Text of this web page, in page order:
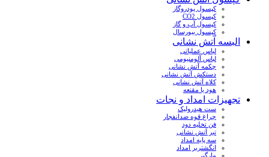
کپسول پودروگاز
کپسول CO2
کپسول آب و گاز
کپسول بیورسال
البسه آتش نشانی
لباس عملیاتی
لباس آلومنیومی
چکمه آتش نشانی
دستکش آتش نشانی
کلاه آتش نشانی
هود یا مقنعه
تجهیزات امداد و نجات
ست هیدرولیک
چراغ قوه ضدانفجار
فن تخلیه دود
تبر آتش نشانی
سه پایه امداد
انگشتربر امداد
مارگیر